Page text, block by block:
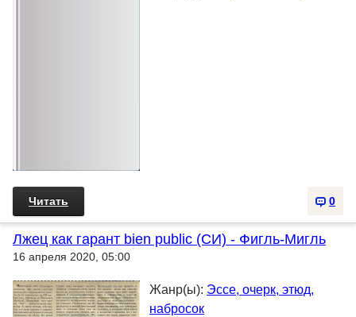
0
Читать
Лжец как гарант bien public (СИ) - Фигль-Мигль
16 апреля 2020, 05:00
Жанр(ы): Эссе, очерк, этюд,
набросок